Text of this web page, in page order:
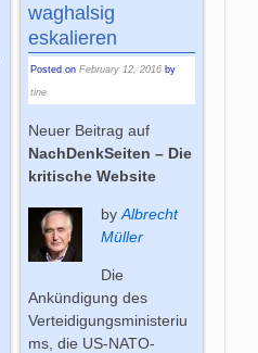
waghalsig
eskalieren
Posted on February 12, 2016 by
tine
Neuer Beitrag auf
NachDenkSeiten – Die
kritische Website
byAlbrecht
Müller
Die
Ankündigung des
Verteidigungsministeriu
ms, die US-NATO-